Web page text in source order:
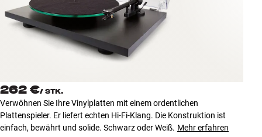
Zubehör
INSPIRATION
NEUHEITEN
ANGEBOTE
262 €/ STK.
Verwöhnen Sie Ihre Vinylplatten mit einem ordentlichen
Plattenspieler. Er liefert echten Hi-Fi-Klang. Die Konstruktion ist
einfach, bewährt und solide. Schwarz oder Weiß. Mehr erfahren